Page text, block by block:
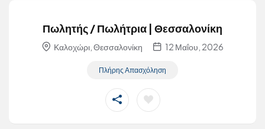
Πωλητής / Πωλήτρια | Θεσσαλονίκη
Καλοχώρι, Θεσσαλονίκη 12 Μαΐου, 2026
Πλήρης Απασχόληση